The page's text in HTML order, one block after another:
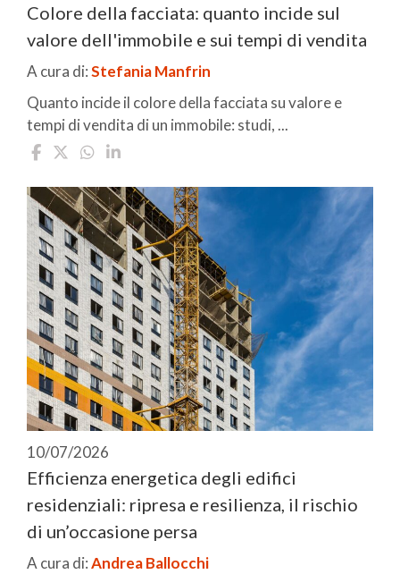
Colore della facciata: quanto incide sul
valore dell'immobile e sui tempi di vendita
A cura di:Stefania Manfrin
Quanto incide il colore della facciata su valore e
tempi di vendita di un immobile: studi, ...
10/07/2026
Efficienza energetica degli edifici
residenziali: ripresa e resilienza, il rischio
di un’occasione persa
A cura di:Andrea Ballocchi